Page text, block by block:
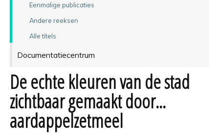
Eenmalige publicaties
Andere reeksen
Alle titels
Documentatiecentrum
De echte kleuren van de stad
zichtbaar gemaakt door...
aardappelzetmeel